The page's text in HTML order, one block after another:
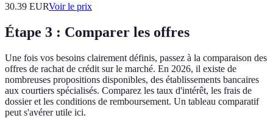
30.39 EURVoir le prix
Étape 3 : Comparer les offres
Une fois vos besoins clairement définis, passez à la comparaison des
offres de rachat de crédit sur le marché. En 2026, il existe de
nombreuses propositions disponibles, des établissements bancaires
aux courtiers spécialisés. Comparez les taux d'intérêt, les frais de
dossier et les conditions de remboursement. Un tableau comparatif
peut s'avérer utile ici.